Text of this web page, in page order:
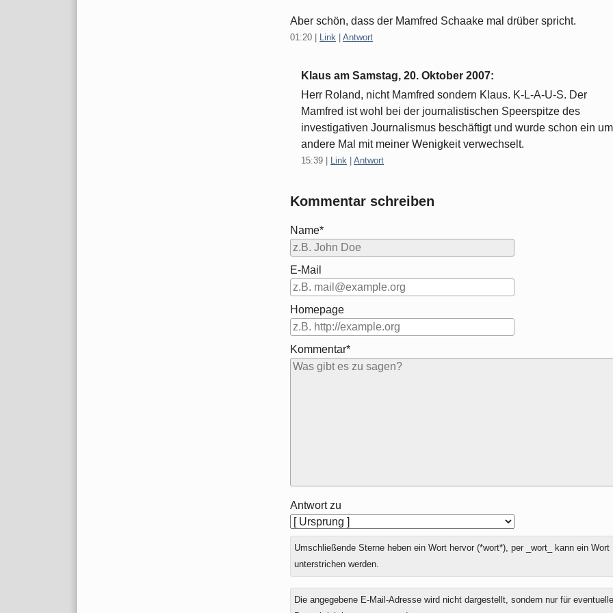
Aber schön, dass der Mamfred Schaake mal drüber spricht.
01:20 Link Antwort
Klaus am Samstag, 20. Oktober 2007:
Herr Roland, nicht Mamfred sondern Klaus. K-L-A-U-S. Der
Mamfred ist wohl bei der journalistischen Speerspitze des
investigativen Journalismus beschäftigt und wurde schon ein
andere Mal mit meiner Wenigkeit verwechselt.
15:39 Link Antwort
Kommentar schreiben
Name*
E-Mail
Homepage
Kommentar*
Antwort zu
Umschließende Sterne heben ein Wort hervor (*wort*), per _wort_ kann ein Wort
unterstrichen werden.
Die angegebene E-Mail-Adresse wird nicht dargestellt, sondern nur für eventuelle